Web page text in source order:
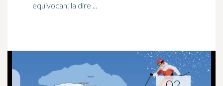
equivocan: la dire ...